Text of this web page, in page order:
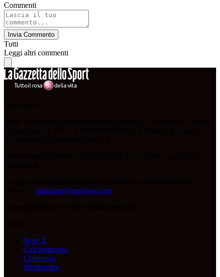
Commenti
Invia Commento
Tutti
Leggi altri commenti
redazione@toronews.net
Serie A
Calciomercato
Columnist
Multimedia